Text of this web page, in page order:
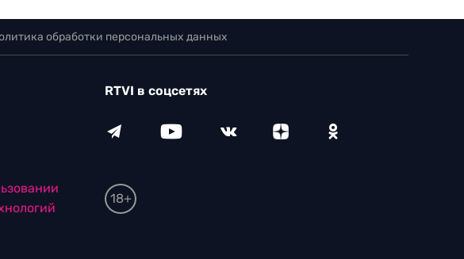
обработки персональных данных
RTVI в соцсетях
18+